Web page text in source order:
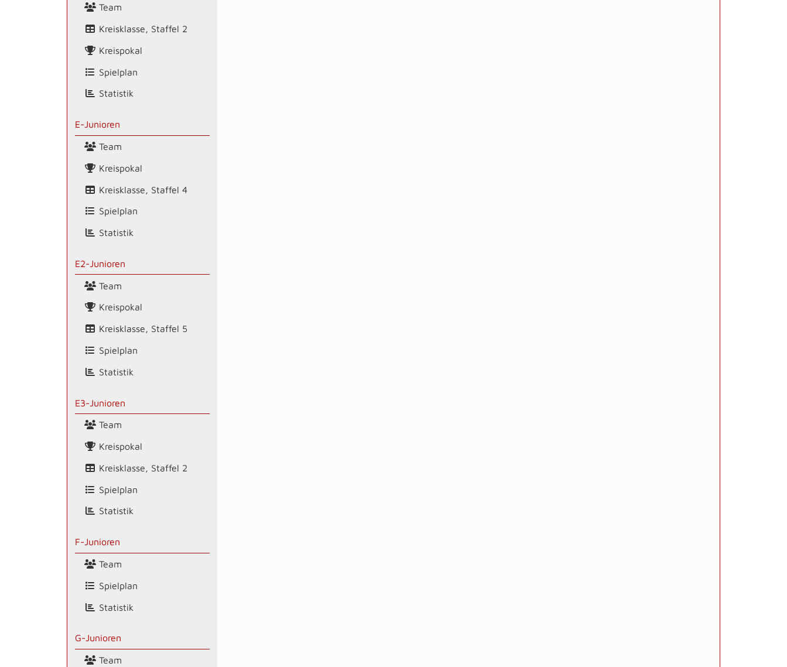
Team
Kreisklasse, Staffel 2
Kreispokal
Spielplan
Statistik
E-Junioren
Team
Kreispokal
Kreisklasse, Staffel 4
Spielplan
Statistik
E2-Junioren
Team
Kreispokal
Kreisklasse, Staffel 5
Spielplan
Statistik
E3-Junioren
Team
Kreispokal
Kreisklasse, Staffel 2
Spielplan
Statistik
F-Junioren
Team
Spielplan
Statistik
G-Junioren
Team